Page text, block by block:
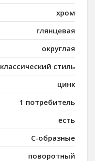
хром
глянцевая
округлая
классический стиль
цинк
1 потребитель
есть
C-образные
поворотный